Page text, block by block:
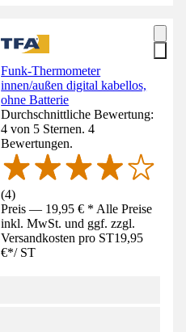
Funk-Thermometer
innen/außen digital kabellos,
ohne Batterie
Durchschnittliche Bewertung:
4 von 5 Sternen. 4
Bewertungen.
(4)
Preis — 19,95 € * Alle Preise
inkl. MwSt. und ggf. zzgl.
Versandkosten pro ST19,95
€*/ ST